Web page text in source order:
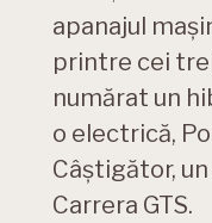
apanajul
printre cei
numărat un
o electrică,
Câștigător,
Carrera GTS.